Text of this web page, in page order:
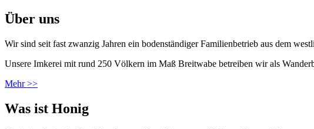
Über uns
Wir sind seit fast zwanzig Jahren ein bodenständiger Familienbetrieb aus dem
Unsere Imkerei mit rund 250 Völkern im Maß Breitwabe betreiben wir als
Mehr >>
Was ist Honig